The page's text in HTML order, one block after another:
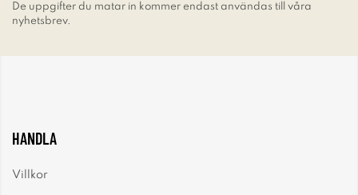
De uppgifter du matar in kommer endast användas till våra
nyhetsbrev.
HANDLA
Villkor